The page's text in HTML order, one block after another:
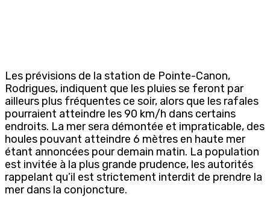
Les prévisions de la station de Pointe-Canon,
Rodrigues, indiquent que les pluies se feront par
ailleurs plus fréquentes ce soir, alors que les rafales
pourraient atteindre les 90 km/h dans certains
endroits. La mer sera démontée et impraticable, des
houles pouvant atteindre 6 mètres en haute mer
étant annoncées pour demain matin. La population
est invitée à la plus grande prudence, les autorités
rappelant qu’il est strictement interdit de prendre la
mer dans la conjoncture.